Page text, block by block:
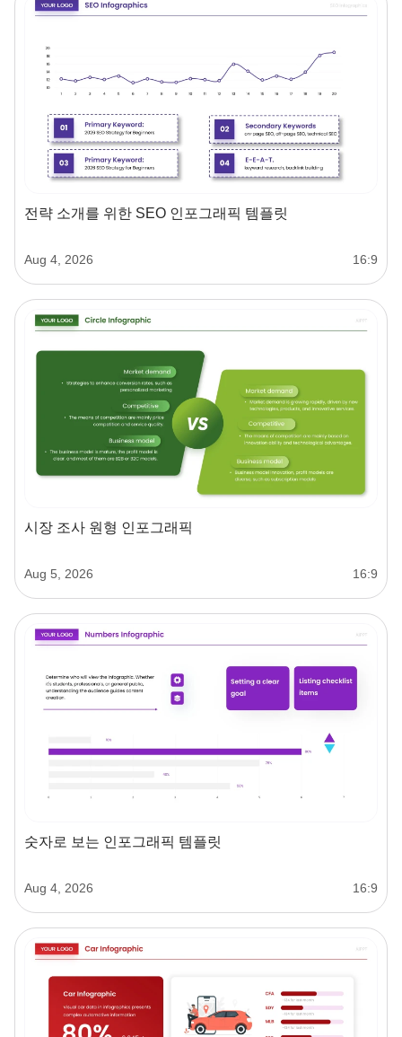
전략 소개를 위한 SEO 인포그래픽 템플릿
Aug 4, 2026 16:9
시장 조사 원형 인포그래픽
Aug 5, 2026 16:9
숫자로 보는 인포그래픽 템플릿
Aug 4, 2026 16:9